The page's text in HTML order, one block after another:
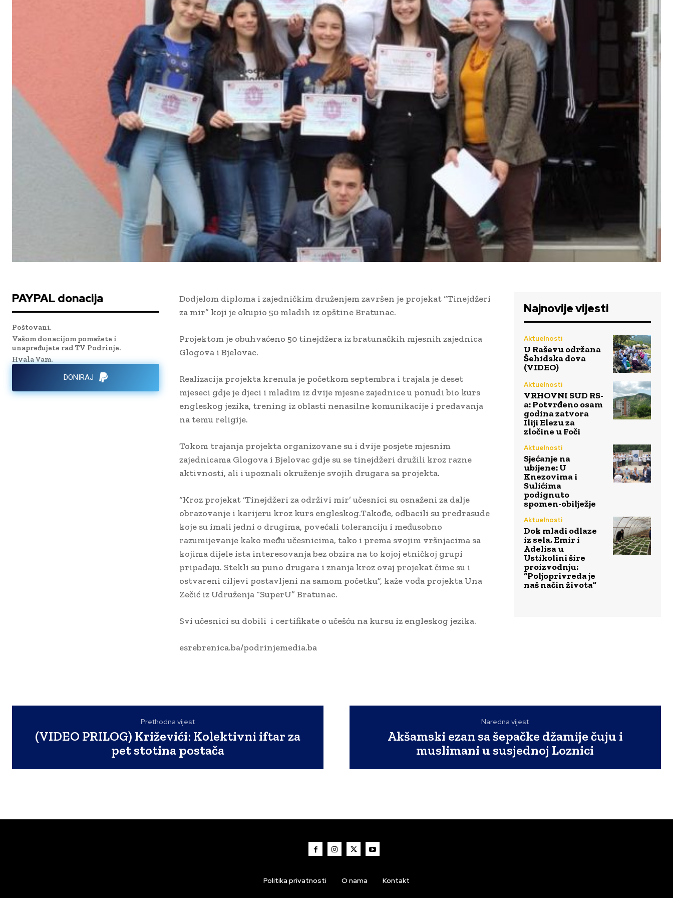
PAYPAL donacija
Poštovani,
Vašom donacijom pomažete i
unapređujete rad TV Podrinje.
Hvala Vam.
DONIRAJ
Dodjelom diploma i zajedničkim druženjem završen je projekat “Tinejdžeri
za mir” koji je okupio 50 mladih iz opštine Bratunac.
Projektom je obuhvaćeno 50 tinejdžera iz bratunačkih mjesnih zajednica
Glogova i Bjelovac.
Realizacija projekta krenula je početkom septembra i trajala je deset
mjeseci gdje je djeci i mladim iz dvije mjesne zajednice u ponudi bio kurs
engleskog jezika, trening iz oblasti nenasilne komunikacije i predavanja
na temu religije.
Tokom trajanja projekta organizovane su i dvije posjete mjesnim
zajednicama Glogova i Bjelovac gdje su se tinejdžeri družili kroz razne
aktivnosti, ali i upoznali okruženje svojih drugara sa projekta.
“Kroz projekat ‘Tinejdžeri za održivi mir’ učesnici su osnaženi za dalje
obrazovanje i karijeru kroz kurs engleskog.Takođe, odbacili su predrasude
koje su imali jedni o drugima, povećali toleranciju i međusobno
razumijevanje kako među učesnicima, tako i prema svojim vršnjacima sa
kojima dijele ista interesovanja bez obzira na to kojoj etničkoj grupi
pripadaju. Stekli su puno drugara i znanja kroz ovaj projekat čime su i
ostvareni ciljevi postavljeni na samom početku”, kaže vođa projekta Una
Zečić iz Udruženja “SuperU” Bratunac.
Svi učesnici su dobili i certifikate o učešću na kursu iz engleskog jezika.
esrebrenica.ba/podrinjemedia.ba
Najnovije vijesti
Aktuelnosti
U Raševu održana
Šehidska dova
(VIDEO)
Aktuelnosti
VRHOVNI SUD RS-
a: Potvrđeno osam
godina zatvora
Iliji Elezu za
zločine u Foči
Aktuelnosti
Sjećanje na
ubijene: U
Knezovima i
Sulićima
podignuto
spomen-obilježje
Aktuelnosti
Dok mladi odlaze
iz sela, Emir i
Adelisa u
Ustikolini šire
proizvodnju:
“Poljoprivreda je
naš način života”
Prethodna vijest
(VIDEO PRILOG) Križevići: Kolektivni iftar za
pet stotina postača
Naredna vijest
Akšamski ezan sa šepačke džamije čuju i
muslimani u susjednoj Loznici
Politika privatnosti O nama Kontakt